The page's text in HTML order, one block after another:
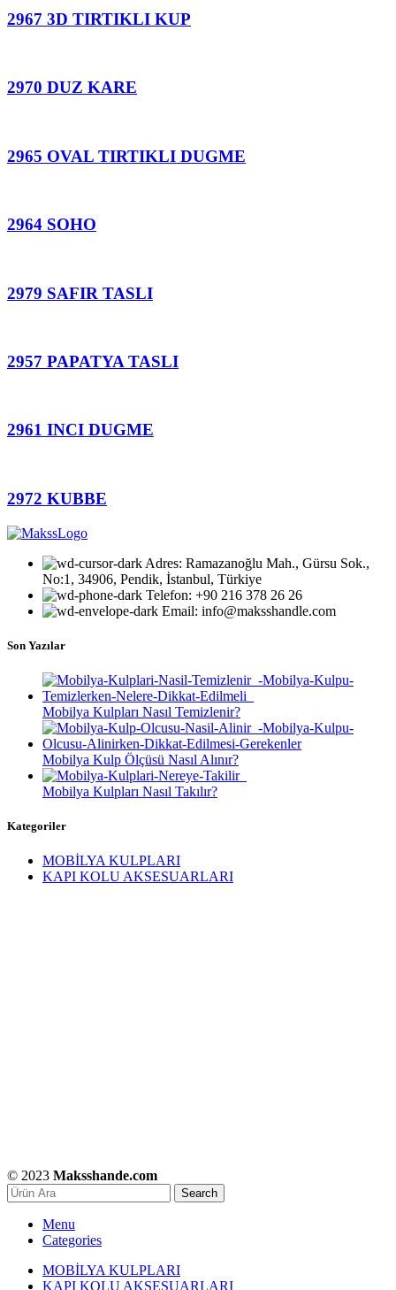
2967 3D TIRTIKLI KUP
2970 DUZ KARE
2965 OVAL TIRTIKLI DUGME
2964 SOHO
2979 SAFIR TASLI
2957 PAPATYA TASLI
2961 INCI DUGME
2972 KUBBE
Adres: Ramazanoğlu Mah., Gürsu Sok.,
No:1, 34906, Pendik, İstanbul, Türkiye
Telefon: +90 216 378 26 26
Email: info@maksshandle.com
Son Yazılar
Mobilya Kulpları Nasıl Temizlenir?
Mobilya Kulp Ölçüsü Nasıl Alınır?
Mobilya Kulpları Nasıl Takılır?
Kategoriler
MOBİLYA KULPLARI
KAPI KOLU AKSESUARLARI
© 2023 Maksshande.com
Search
Menu
Categories
MOBİLYA KULPLARI
KAPI KOLU AKSESUARLARI